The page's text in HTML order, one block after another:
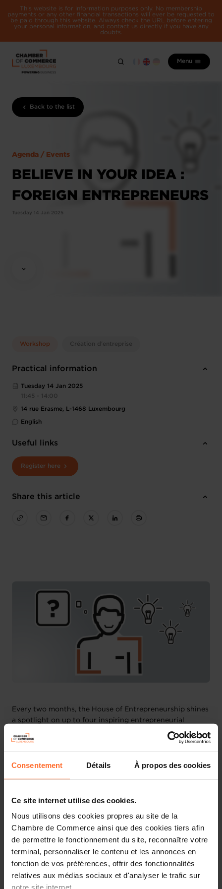
Consentement Détails À propos des cookies
Ce site internet utilise des cookies.
Nous utilisons des cookies propres au site de la
Chambre de Commerce ainsi que des cookies tiers afin
de permettre le fonctionnement du site, reconnaître votre
terminal, personnaliser le contenu et les annonces en
fonction de vos préférences, offrir des fonctionnalités
relatives aux médias sociaux et d'analyser le trafic sur
notre site internet.
This website is for information purposes only. No membership
payments or any other financial transactions will ever be requested to
be paid through this website. Always check the URL before entering
your personal information, and contact us directly if you have any
doubts.
Menu
Back to the list
Agenda / Events
BELIEVE IN YOUR IDEA :
FOREIGN ENTREPRENEURS
Tuesday 14 Jan 2025
Workshop Création d'entreprise
Practical information
Tuesday 14 Jan 2025
11:45 - 14:00
14 rue Erasme, L-1468 Luxembourg
English
Useful links
Register here
Share this article
Every two months, the House of Entrepreneurship shines
a spotlight on up to four inspiring entrepreneurial
projects, showcasing individuals from all walks of life—
whether students, professionals, or those navigating
career transitions. This event is more than just a pitching
platform; it’s designed to foster inclusive projects and
Why should you participate?
-Test your idea: Pitch your project in 3 minutes to a
panel of business experts and gain valuable feedback.